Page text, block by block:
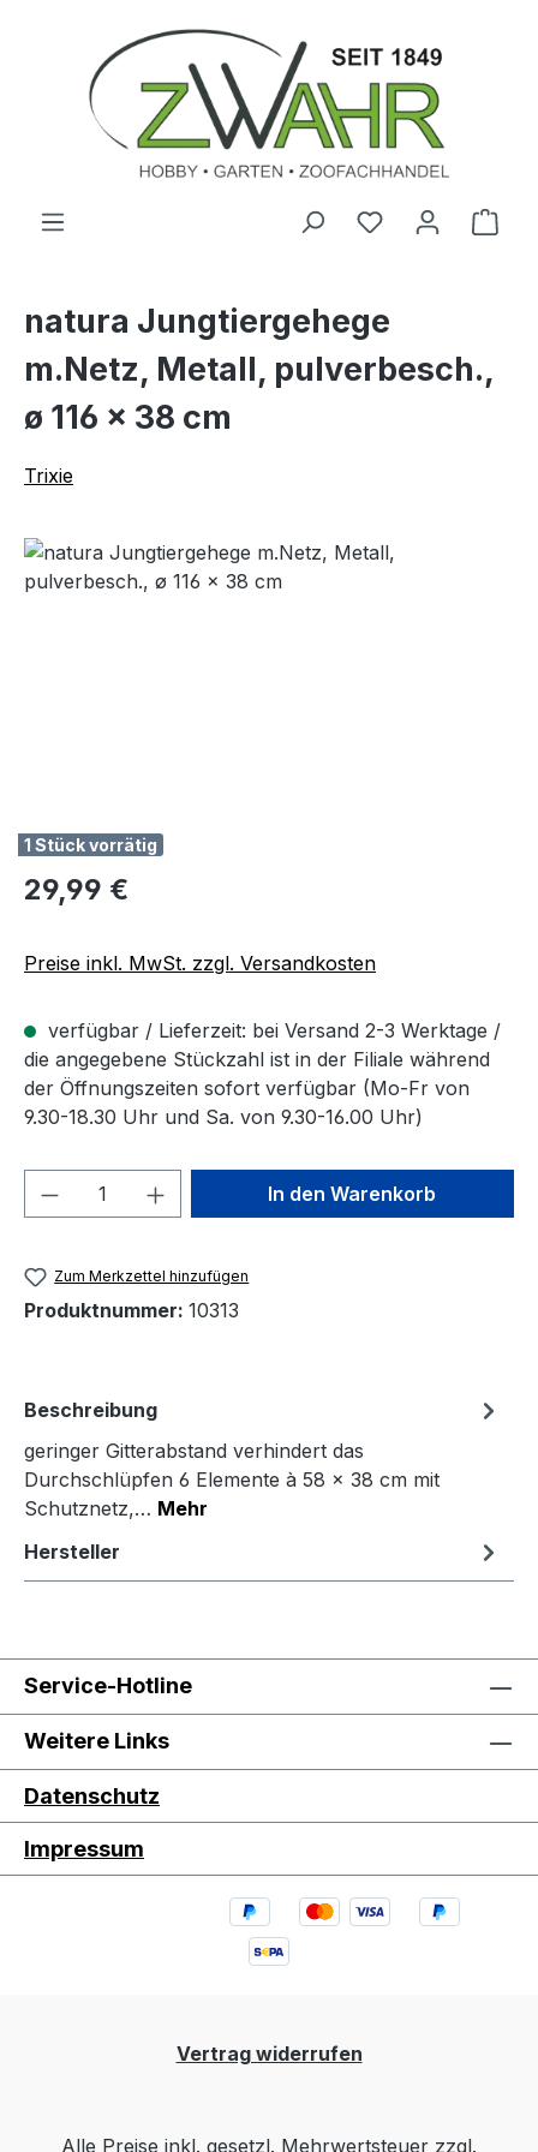
Zum Hauptinhalt springen
natura Jungtiergehege
m.Netz, Metall, pulverbesch.,
ø 116 × 38 cm
Trixie
Bildergalerie überspringen
1 Stück vorrätig
Regulärer Preis:
29,99 €
Preise inkl. MwSt. zzgl. Versandkosten
verfügbar / Lieferzeit: bei Versand 2-3 Werktage /
die angegebene Stückzahl ist in der Filiale während
der Öffnungszeiten sofort verfügbar (Mo-Fr von
9.30-18.30 Uhr und Sa. von 9.30-16.00 Uhr)
Produkt Anzahl: Gib denIn den Warenkorb
Zum Merkzettel hinzufügen
Produktnummer: 10313
Beschreibung
geringer Gitterabstand verhindert das
Durchschlüpfen 6 Elemente à 58 × 38 cm mit
Schutznetz,… Mehr
Hersteller
Service-Hotline
Weitere Links
Datenschutz
Impressum
Vertrag widerrufen
Alle Preise inkl. gesetzl. Mehrwertsteuer zzgl.